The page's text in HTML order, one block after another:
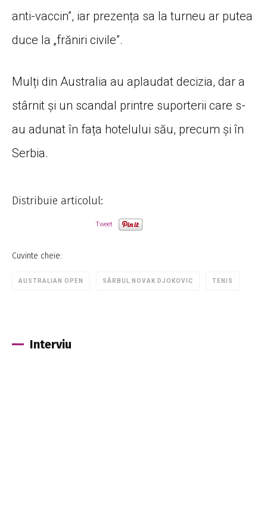
anti-vaccin”, iar prezența sa la turneu ar putea
duce la „frăniri civile”.
Mulți din Australia au aplaudat decizia, dar a
stârnit și un scandal printre suporterii care s-
au adunat în fața hotelului său, precum și în
Serbia.
Distribuie articolul:
Tweet
Cuvinte cheie:
AUSTRALIAN OPEN SÂRBUL NOVAK DJOKOVIC TENIS
Interviu